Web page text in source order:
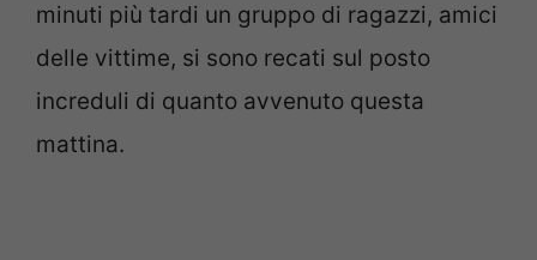
minuti più tardi un gruppo di ragazzi, amici
delle vittime, si sono recati sul posto
increduli di quanto avvenuto questa
mattina.